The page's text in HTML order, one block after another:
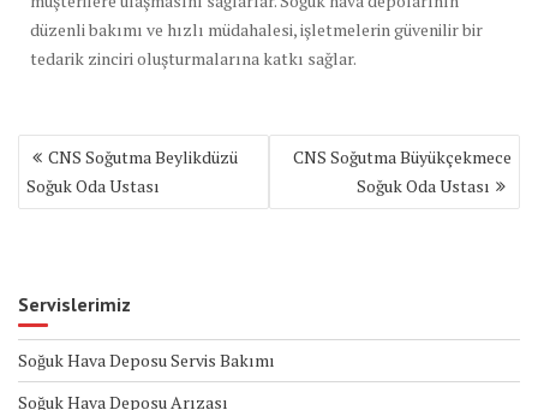
düzenli bakımı ve hızlı müdahalesi, işletmelerin güvenilir bir
tedarik zinciri oluşturmalarına katkı sağlar.
Yazı
gezinmesi
CNS Soğutma Beylikdüzü
Soğuk Oda Ustası
CNS Soğutma Büyükçekmece
Soğuk Oda Ustası
Servislerimiz
Soğuk Hava Deposu Servis Bakımı
Soğuk Hava Deposu Arızası